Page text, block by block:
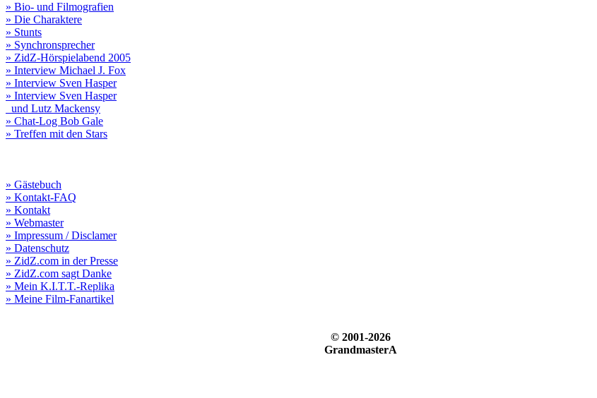
» Bio- und Filmografien
» Die Charaktere
» Stunts
» Synchronsprecher
» ZidZ-Hörspielabend 2005
» Interview Michael J. Fox
» Interview Sven Hasper
» Interview Sven Hasper
und Lutz Mackensy
» Chat-Log Bob Gale
» Treffen mit den Stars
» Gästebuch
» Kontakt-FAQ
» Kontakt
» Webmaster
» Impressum / Disclamer
» Datenschutz
» ZidZ.com in der Presse
» ZidZ.com sagt Danke
» Mein K.I.T.T.-Replika
» Meine Film-Fanartikel
© 2001-2026
GrandmasterA